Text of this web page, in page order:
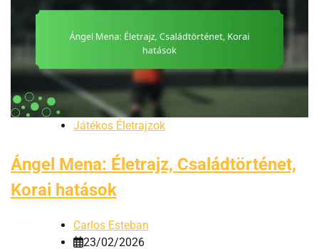
Játékos Életrajzok
Ángel Mena: Életrajz, Családtörténet,
Korai hatások
Carlos Esteban
23/02/2026